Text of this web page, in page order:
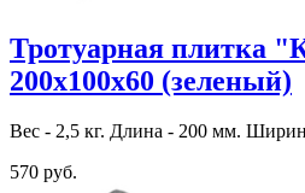
Тротуарная плитка
200х100х60 (зеленый)
Вес - 2,5 кг. Длина - 200 мм.
570 руб.